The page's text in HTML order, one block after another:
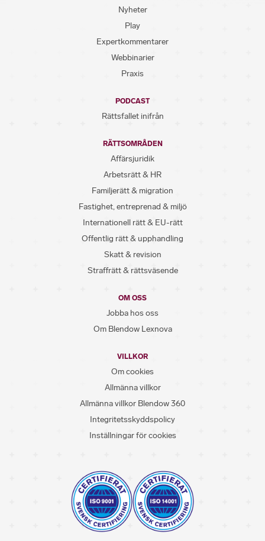
Nyheter
Play
Expertkommentarer
Webbinarier
Praxis
PODCAST
Rättsfallet inifrån
RÄTTSOMRÅDEN
Affärsjuridik
Arbetsrätt & HR
Familjerätt & migration
Fastighet, entreprenad & miljö
Internationell rätt & EU-rätt
Offentlig rätt & upphandling
Skatt & revision
Straffrätt & rättsväsende
OM OSS
Jobba hos oss
Om Blendow Lexnova
VILLKOR
Om cookies
Allmänna villkor
Allmänna villkor Blendow 360
Integritetsskyddspolicy
Inställningar för cookies